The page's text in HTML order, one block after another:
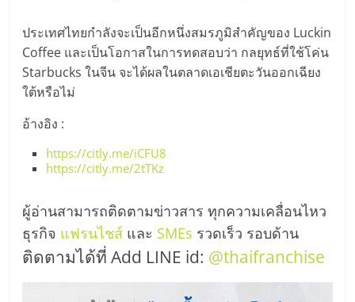
ประเทศไทยกำลังจะเป็นอีกหนึ่งสมรภูมิสำคัญของ Luckin
Coffee และเป็นโอกาสในการทดสอบว่า กลยุทธ์ที่ใช้โค่น
Starbucks ในจีน จะได้ผลในตลาดเอเชียตะวันออกเฉียง
ใต้หรือไม่
อ้างอิง :
https://citly.me/iCFU8
https://citly.me/2tTKz
ผู้อ่านสามารถติดตามข่าวสาร ทุกความเคลื่อนไหว
ธุรกิจ แฟรนไชส์ และ SMEs รวดเร็ว รอบด้าน
ติดตามได้ที่ Add LINE id: @thaifranchise